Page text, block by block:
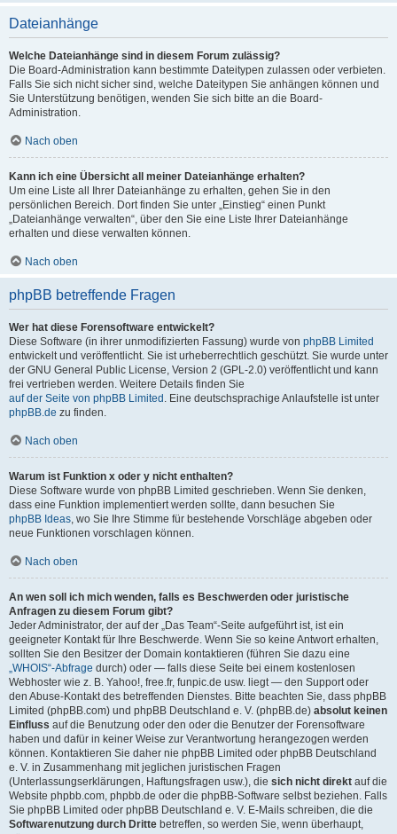
Dateianhänge
Welche Dateianhänge sind in diesem Forum zulässig?
Die Board-Administration kann bestimmte Dateitypen zulassen oder verbieten.
Falls Sie sich nicht sicher sind, welche Dateitypen Sie anhängen können und
Sie Unterstützung benötigen, wenden Sie sich bitte an die Board-
Administration.
Nach oben
Kann ich eine Übersicht all meiner Dateianhänge erhalten?
Um eine Liste all Ihrer Dateianhänge zu erhalten, gehen Sie in den
persönlichen Bereich. Dort finden Sie unter „Einstieg“ einen Punkt
„Dateianhänge verwalten“, über den Sie eine Liste Ihrer Dateianhänge
erhalten und diese verwalten können.
Nach oben
phpBB betreffende Fragen
Wer hat diese Forensoftware entwickelt?
Diese Software (in ihrer unmodifizierten Fassung) wurde von phpBB Limited
entwickelt und veröffentlicht. Sie ist urheberrechtlich geschützt. Sie wurde unter
der GNU General Public License, Version 2 (GPL-2.0) veröffentlicht und kann
frei vertrieben werden. Weitere Details finden Sie
auf der Seite von phpBB Limited . Eine deutschsprachige Anlaufstelle ist unter
phpBB.de zu finden.
Nach oben
Warum ist Funktion x oder y nicht enthalten?
Diese Software wurde von phpBB Limited geschrieben. Wenn Sie denken,
dass eine Funktion implementiert werden sollte, dann besuchen Sie
phpBB Ideas, wo Sie Ihre Stimme für bestehende Vorschläge abgeben oder
neue Funktionen vorschlagen können.
Nach oben
An wen soll ich mich wenden, falls es Beschwerden oder juristische
Anfragen zu diesem Forum gibt?
Jeder Administrator, der auf der „Das Team“-Seite aufgeführt ist, ist ein
geeigneter Kontakt für Ihre Beschwerde. Wenn Sie so keine Antwort erhalten,
sollten Sie den Besitzer der Domain kontaktieren (führen Sie dazu eine
„WHOIS“-Abfrage durch) oder — falls diese Seite bei einem kostenlosen
Webhoster wie z. B. Yahoo!, free.fr, funpic.de usw. liegt — den Support oder
den Abuse-Kontakt des betreffenden Dienstes. Bitte beachten Sie, dass phpBB
Limited (phpBB.com) und phpBB Deutschland e. V. (phpBB.de) absolut keinen
Einfluss auf die Benutzung oder den oder die Benutzer der Forensoftware
haben und dafür in keiner Weise zur Verantwortung herangezogen werden
können. Kontaktieren Sie daher nie phpBB Limited oder phpBB Deutschland
e. V. in Zusammenhang mit jeglichen juristischen Fragen
(Unterlassungserklärungen, Haftungsfragen usw.), die sich nicht direkt auf die
Website phpbb.com, phpbb.de oder die phpBB-Software selbst beziehen. Falls
Sie phpBB Limited oder phpBB Deutschland e. V. E-Mails schreiben, die die
Softwarenutzung durch Dritte betreffen, so werden Sie, wenn überhaupt,